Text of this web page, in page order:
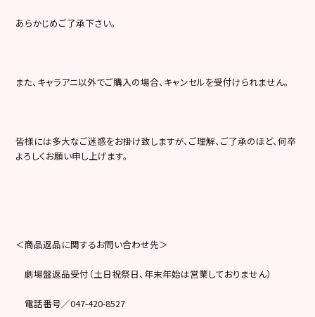
あらかじめご了承下さい。
また、キャラアニ以外でご購入の場合、キャンセルを受付けられません。
皆様には多大なご迷惑をお掛け致しますが、ご理解、ご了承のほど、何卒
よろしくお願い申し上げます。
＜商品返品に関するお問い合わせ先＞
劇場盤返品受付（土日祝祭日、年末年始は営業しておりません）
電話番号／047-420-8527